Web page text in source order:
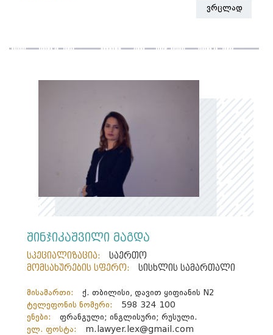
ვრცლად
შინჯიკაშვილი მაგდა
სპეციალიზაცია:
საერთო
მომსახურების სფერო:
სისხლის სამართალი
მისამართი:
ქ. თბილისი, დავით ყიფიანის N2
ტელეფონის ნომერი:
598 324 100
ენები:
ფრანგული; ინგლისური; რუსული.
ელ. ფოსტა:
m.lawyer.lex@gmail.com